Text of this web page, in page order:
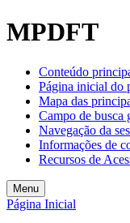
MPDFT
Conteúdo
Página inicial do
Mapa das
Campo de busca
Navegação da
Informações de
Recursos de
Menu
Página Inicial